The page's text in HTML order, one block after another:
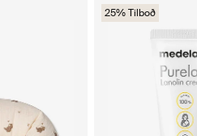
25% Tilboð